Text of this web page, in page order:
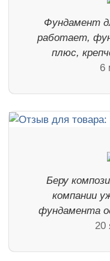
Фундамент
работает,
плюс,
6
Беру
компании
фундамента
20